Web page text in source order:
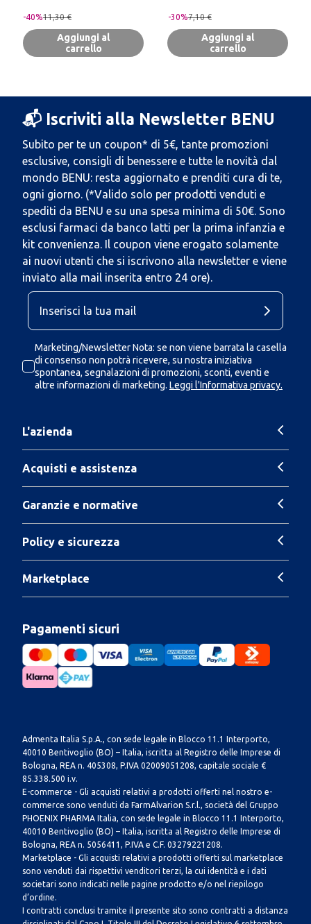
-40%11,30 €
Aggiungi al
carrello
-30%7,10 €
Aggiungi al
carrello
📬 Iscriviti alla Newsletter BENU
Subito per te un coupon* di 5€, tante promozioni
esclusive, consigli di benessere e tutte le novità dal
mondo BENU: resta aggiornato e prenditi cura di te,
ogni giorno. (*Valido solo per prodotti venduti e
spediti da BENU e su una spesa minima di 50€. Sono
esclusi farmaci da banco latti per la prima infanzia e
kit convenienza. Il coupon viene erogato solamente
ai nuovi utenti che si iscrivono alla newsletter e viene
inviato alla mail inserita entro 24 ore).
Marketing/Newsletter Nota: se non viene barrata la casella
di consenso non potrà ricevere, su nostra iniziativa
spontanea, segnalazioni di promozioni, sconti, eventi e
altre informazioni di marketing. Leggi l'Informativa privacy.
L'azienda
Acquisti e assistenza
Garanzie e normative
Policy e sicurezza
Marketplace
Pagamenti sicuri
Admenta Italia S.p.A., con sede legale in Blocco 11.1 Interporto,
40010 Bentivoglio (BO) – Italia, iscritta al Registro delle Imprese di
Bologna, REA n. 405308, P.IVA 02009051208, capitale sociale €
85.338.500 i.v.
E-commerce - Gli acquisti relativi a prodotti offerti nel nostro e-
commerce sono venduti da FarmAlvarion S.r.l., società del Gruppo
PHOENIX PHARMA Italia, con sede legale in Blocco 11.1 Interporto,
40010 Bentivoglio (BO) – Italia, iscritta al Registro delle Imprese di
Bologna, REA n. 5056411, P.IVA e C.F. 03279221208.
Marketplace - Gli acquisti relativi a prodotti offerti sul marketplace
sono venduti dai rispettivi venditori terzi, la cui identità e i dati
societari sono indicati nelle pagine prodotto e/o nel riepilogo
d’ordine.
I contratti conclusi tramite il presente sito sono contratti a distanza